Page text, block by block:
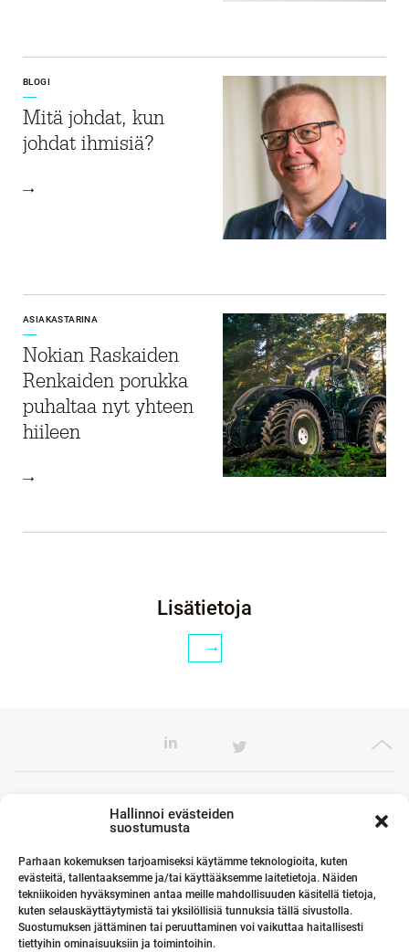
Hallinnoi evästeiden
suostumusta
Parhaan kokemuksen tarjoamiseksi käytämme teknologioita, kuten
evästeitä, tallentaaksemme ja/tai käyttääksemme laitetietoja. Näiden
tekniikoiden hyväksyminen antaa meille mahdollisuuden käsitellä tietoja,
kuten selauskäyttäytymistä tai yksilöllisiä tunnuksia tällä sivustolla.
Suostumuksen jättäminen tai peruuttaminen voi vaikuttaa haitallisesti
tiettyihin ominaisuuksiin ja toimintoihin.
BLOGI
Mitä johdat, kun
johdat ihmisiä?
ASIAKASTARINA
Nokian Raskaiden
Renkaiden porukka
puhaltaa nyt yhteen
hiileen
Lisätietoja
Toimistomme Euroopassa
Kumppanimme maailmalla